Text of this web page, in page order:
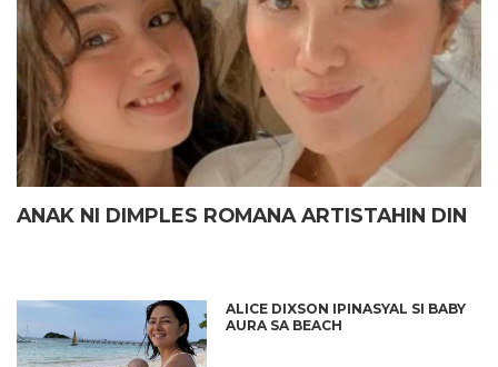
ANAK NI DIMPLES ROMANA ARTISTAHIN DIN
ALICE DIXSON IPINASYAL SI BABY
AURA SA BEACH